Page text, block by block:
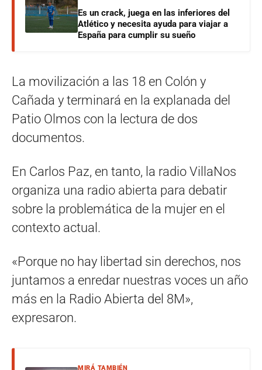
Es un crack, juega en las inferiores del
Atlético y necesita ayuda para viajar a
España para cumplir su sueño
La movilización a las 18 en Colón y
Cañada y terminará en la explanada del
Patio Olmos con la lectura de dos
documentos.
En Carlos Paz, en tanto, la radio VillaNos
organiza una radio abierta para debatir
sobre la problemática de la mujer en el
contexto actual.
«Porque no hay libertad sin derechos, nos
juntamos a enredar nuestras voces un año
más en la Radio Abierta del 8M»,
expresaron.
MIRÁ TAMBIÉN